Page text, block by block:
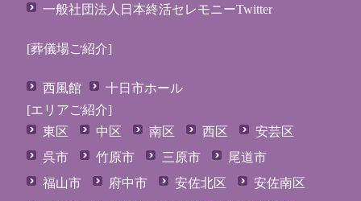
一般社団法人日本終活セレモニーTwitter
[葬儀場ご紹介]
西風館
十日市ホール
[エリアご紹介]
東区
中区 南区 西区
安芸区
呉市
竹原市 三原市
尾道市
福山市
府中市 安佐北区
安佐南区